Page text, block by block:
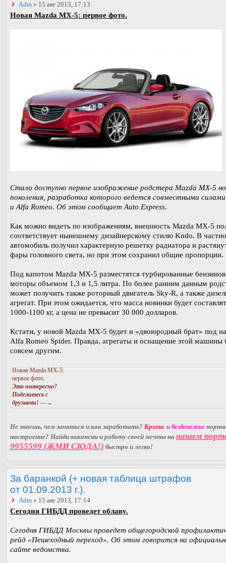
Adm » 15 авг 2013, 17:13
Новая Mazda MX-5: первое фото.
Стало доступно первое изображение родстера Mazda MX-5
поколения, разработка которого ведется совместными
и Alfa Romeo. Об этом сообщает Auto Express.
Как можно видеть по изображениям, внешность Mazda MX-5
соответствует нынешнему дизайнерскому стилю Kodo. В
автомобиль получил характерную решетку радиатора и
фары головного света, но при этом сохранил общие пропорции.
Под капотом Mazda MX-5 разместятся турбированные
моторы объемом 1,3 и 1,5 литра. По более ранним данным
может получить также роторный двигатель Sky-R, а также
агрегат. При этом ожидается, что масса новинки будет
1000-1100 кг, а цена не превысит 30 000 долларов.
Кстати, у новой Mazda MX-5 будет и «двоюродный брат» под
Alfa Romeo Spider. Правда, агрегаты и оснащение этой машины
совсем другим.
Новая Mazda MX-5:
первое фото.
Это интересно?
Поделитесь с
друзьями! —→
Не знаешь, чем заняться и как заработать? Кризис и безденежье
настроение? Найди вакансии и работу своей мечты на нашем
9955599 (ЖМИ СЮДА!) быстро и легко!
За баранкой (+ новая таблица штрафов
от 01.09.2013 г.).
Adm » 15 авг 2013, 17:14
Сегодня ГИБДД проведет облаву.
Сегодня ГИБДД Москвы проведет общегородской
рейд «Пешеходный переход». Об этом говорится на
сайте ведомства.